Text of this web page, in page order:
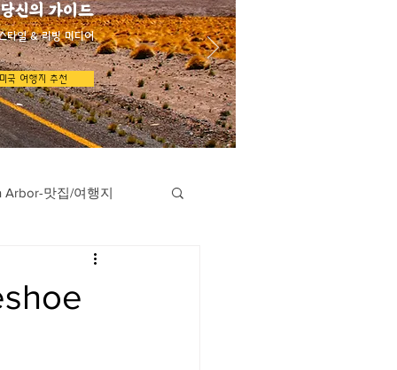
신의 가이드
타일 & 리빙 미디어
미국 여행지 추천
Arbor-맛집/여행지
Austin-맛집/여행지